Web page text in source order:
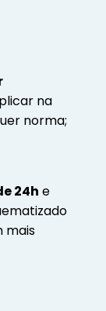
na
norma;
24h e
mais